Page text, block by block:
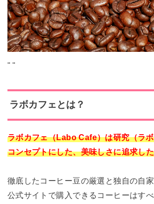
" "
ラボカフェとは？
ラボカフェ（Labo Cafe）は研究（ラ
コンセプトにした、美味しさに追求し
徹底したコーヒー豆の厳選と独自の自家
公式サイトで購入できるコーヒーはす